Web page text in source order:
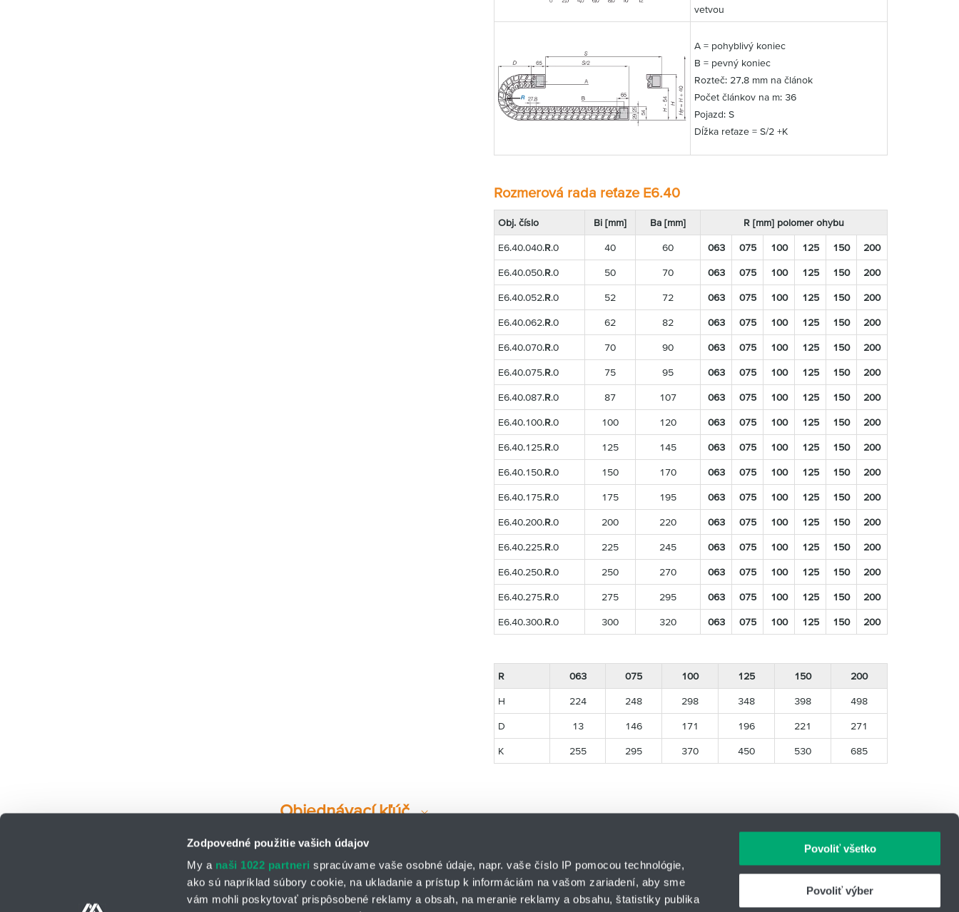
Zodpovedné použitie vašich údajov
My a naši 1022 partneri spracúvame vaše osobné údaje, napr. vaše číslo IP pomocou technológie,
ako sú napríklad súbory cookie, na ukladanie a prístup k informáciám na vašom zariadení, aby sme
vám mohli poskytovať prispôsobené reklamy a obsah, na meranie reklamy a obsahu, štatistiky publika
Povoliť všetko
Povoliť výber
vetvou
A = pohyblivý koniec
B = pevný koniec
Rozteč: 27,8 mm na článok
Počet článkov na m: 36
Pojazd: S
Dĺžka reťaze = S/2 +K
Rozmerová rada reťaze E6.40
Obj. číslo Bi [mm] Ba [mm] R [mm] polomer ohybu
E6.40.040.R.0 40 60 063 075 100 125 150 200
E6.40.050.R.0 50 70 063 075 100 125 150 200
E6.40.052.R.0 52 72 063 075 100 125 150 200
E6.40.062.R.0 62 82 063 075 100 125 150 200
E6.40.070.R.0 70 90 063 075 100 125 150 200
E6.40.075.R.0 75 95 063 075 100 125 150 200
E6.40.087.R.0 87 107 063 075 100 125 150 200
E6.40.100.R.0 100 120 063 075 100 125 150 200
E6.40.125.R.0 125 145 063 075 100 125 150 200
E6.40.150.R.0 150 170 063 075 100 125 150 200
E6.40.175.R.0 175 195 063 075 100 125 150 200
E6.40.200.R.0 200 220 063 075 100 125 150 200
E6.40.225.R.0 225 245 063 075 100 125 150 200
E6.40.250.R.0 250 270 063 075 100 125 150 200
E6.40.275.R.0 275 295 063 075 100 125 150 200
E6.40.300.R.0 300 320 063 075 100 125 150 200
R 063 075 100 125 150 200
H 224 248 298 348 398 498
D 13 146 171 196 221 271
K 255 295 370 450 530 685
Objednávací kľúč
HENNLICH s.r.o. IČO: 31344500